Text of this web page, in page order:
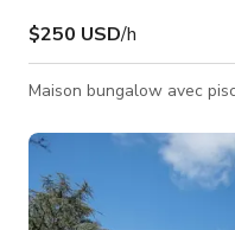
$250 USD/h
Maison bungalow avec